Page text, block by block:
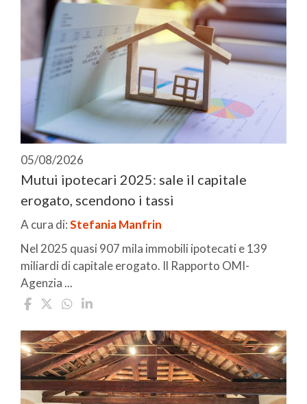
05/08/2026
Mutui ipotecari 2025: sale il capitale
erogato, scendono i tassi
A cura di:Stefania Manfrin
Nel 2025 quasi 907 mila immobili ipotecati e 139
miliardi di capitale erogato. Il Rapporto OMI-
Agenzia ...